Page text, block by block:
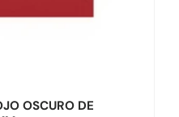
OSCURO DE